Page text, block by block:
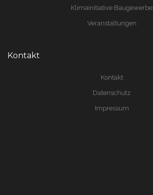
Klimainitiative Baugewerbe
Veranstaltungen
Kontakt
Kontakt
Datenschutz
Impressum